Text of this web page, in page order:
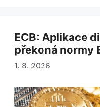
ECB: Aplikace
překoná normy
1. 8. 2026